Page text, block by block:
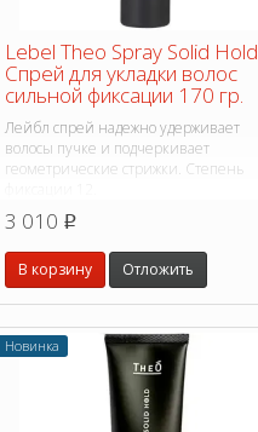
Lebel Theo Spray Solid Hold
Спрей для укладки волос
сильной фиксации 170 гр.
Лейбл спрей надежно удерживает
волосы пучке и подчеркивает
геометрические стрижки. Степень
3 010 p
В корзину Отложить
Новинка